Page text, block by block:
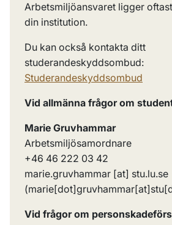
Arbetsmiljöansvaret ligger
din institution.
Du kan också kontakta ditt
studerandeskyddsombud:
Studerandeskyddsombud
Vid allmänna frågor om
Marie Gruvhammar
Arbetsmiljösamordnare
+46 46 222 03 42
marie.gruvhammar [at] stu.lu.se
Vid frågor om